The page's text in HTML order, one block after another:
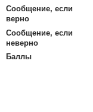
Сообщение, если
верно
Сообщение, если
неверно
Баллы